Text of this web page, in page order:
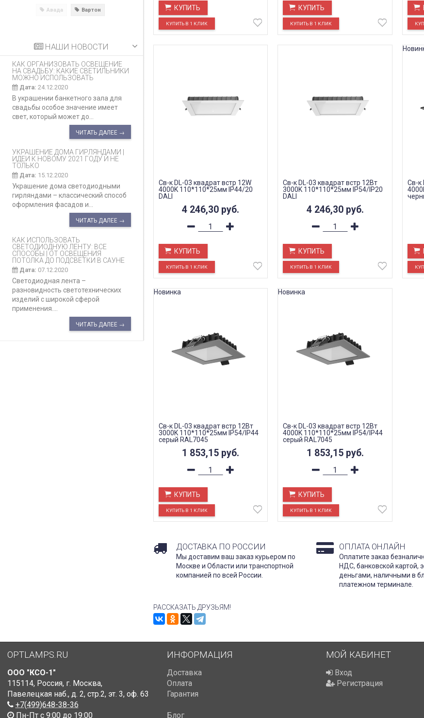
Авада Вартон
НАШИ НОВОСТИ
КАК ОРГАНИЗОВАТЬ ОСВЕЩЕНИЕ
НА СВАДЬБУ: КАКИЕ СВЕТИЛЬНИКИ
МОЖНО ИСПОЛЬЗОВАТЬ
Дата: 24.12.2020
В украшении банкетного зала для
свадьбы особое значение имеет
свет, который может до...
ЧИТАТЬ ДАЛЕЕ →
УКРАШЕНИЕ ДОМА ГИРЛЯНДАМИ |
ИДЕИ К НОВОМУ 2021 ГОДУ И НЕ
ТОЛЬКО
Дата: 15.12.2020
Украшение дома светодиодными
гирляндами – классический способ
оформления фасадов и...
ЧИТАТЬ ДАЛЕЕ →
КАК ИСПОЛЬЗОВАТЬ
СВЕТОДИОДНУЮ ЛЕНТУ: ВСЕ
СПОСОБЫ | ОТ ОСВЕЩЕНИЯ
ПОТОЛКА ДО ПОДСВЕТКИ В САУНЕ
Дата: 07.12.2020
Светодиодная лента –
разновидность светотехнических
изделий с широкой сферой
применения....
ЧИТАТЬ ДАЛЕЕ →
КУПИТЬ КУПИТЬ
Св-к DL-03 квадрат встр 12W
4000K 110*110*25мм IP44/20
DALI
4 246,30 руб.
КУПИТЬ
Св-к DL-03 квадрат встр 12Вт
3000K 110*110*25мм IP54/IP20
DALI
4 246,30 руб.
КУПИТЬ
Св-к
Св-к DL-03 квадрат встр 12Вт
3000K 110*110*25мм IP54/IP44
серый RAL7045
1 853,15 руб.
КУПИТЬ
Новинка
Св-к DL-03 квадрат встр 12Вт
4000K 110*110*25мм IP54/IP44
серый RAL7045
1 853,15 руб.
КУПИТЬ
Новинка
ДОСТАВКА ПО РОССИИ
Мы доставим ваш заказ курьером по
Москве и Области или транспортной
компанией по всей России.
ОПЛАТА ОНЛАЙН
Оплатите заказ
НДС, банковской картой,
деньгами, наличными в
платежном терминале.
РАССКАЗАТЬ ДРУЗЬЯМ!
OPTLAMPS.RU
ООО "КСО-1"
115114, Россия, г. Москва,
Павелецкая наб., д. 2, стр.2, эт. 3, оф. 63
+7(499)648-38-36
Пн-Пт с 9:00 до 19:00
ИНФОРМАЦИЯ
Доставка
Оплата
Гарантия
Блог
МОЙ КАБИНЕТ
Вход
Регистрация